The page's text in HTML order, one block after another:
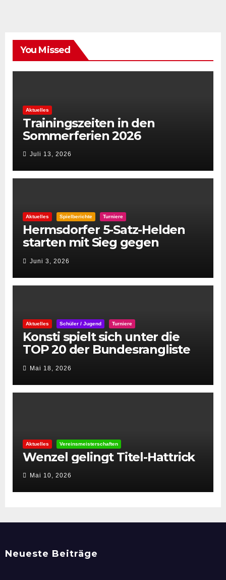
You Missed
Aktuelles
Trainingszeiten in den
Sommerferien 2026
Juli 13, 2026
Aktuelles Spielberichte Turniere
Hermsdorfer 5-Satz-Helden
starten mit Sieg gegen
Spintastics in den STC 2026
Juni 3, 2026
Aktuelles Schüler / Jugend Turniere
Konsti spielt sich unter die
TOP 20 der Bundesrangliste
👏Mai 18, 2026
Aktuelles Vereinsmeisterschaften
Wenzel gelingt Titel-Hattrick
Mai 10, 2026
Neueste Beiträge